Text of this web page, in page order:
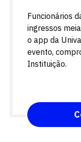
Funcionários
ingressos
o app da
evento,
Instituição.